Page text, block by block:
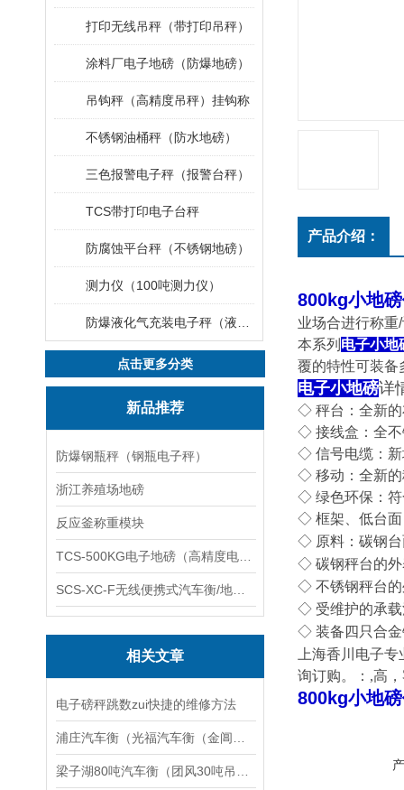
打印无线吊秤（带打印吊秤）
涂料厂电子地磅（防爆地磅）
吊钩秤（高精度吊秤）挂钩称
不锈钢油桶秤（防水地磅）
三色报警电子秤（报警台秤）
TCS带打印电子台秤
防腐蚀平台秤（不锈钢地磅）
测力仪（100吨测力仪）
点击更多分类
新品推荐
防爆钢瓶秤（钢瓶电子秤）
浙江养殖场地磅
反应釜称重模块
相关文章
电子磅秤跳数zui快捷的维修方法
产品介绍：
800kg小地
业场合进行称重/
本系列 电子小地
覆的特性可装备
电子小地磅详
◇ 秤台：全新
◇ 接线盒：全
◇ 信号电缆：
◇ 移动：全新
◇ 绿色环保：
◇ 框架、低台
◇ 原料：碳钢
◇ 碳钢秤台的
◇ 不锈钢秤台
◇ 受维护的承
◇ 装备四只合
上海香川电子
询订购。：,高
800kg小地